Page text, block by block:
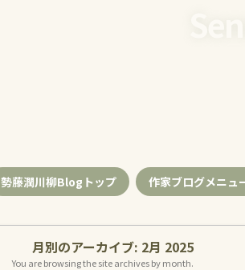
勢藤潤川柳Blogトップ 作家ブログメニュ
月別のアーカイブ: 2月 2025
You are browsing the site archives by month.